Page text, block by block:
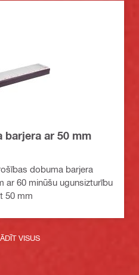
barjera ar 50 mm
dobuma barjera
ar 60 minūšu ugunsizturību
50 mm
VISUS